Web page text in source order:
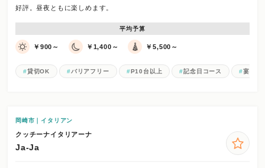
好評。昼夜ともに楽しめます。
平均予算
￥900～ ￥1,400～ ￥5,500～
貸切OK バリアフリー P10台以上 記念日コース 宴会・
岡崎市｜イタリアン
クッチーナイタリアーナ
Ja-Ja